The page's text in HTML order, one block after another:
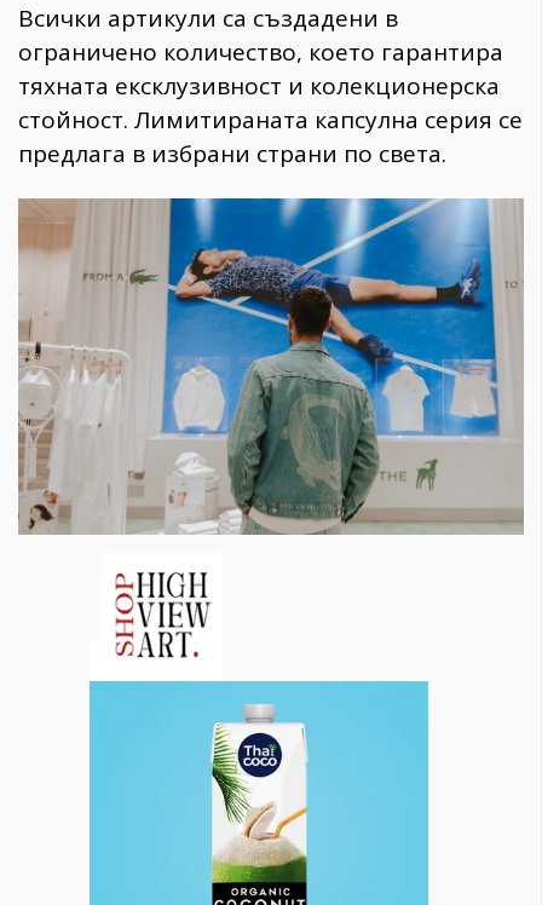
Всички артикули са създадени в
ограничено количество, което гарантира
тяхната ексклузивност и колекционерска
стойност. Лимитираната капсулна серия се
предлага в избрани страни по света.